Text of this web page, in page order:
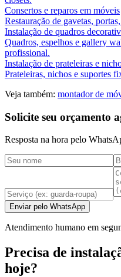
Consertos e reparos em móveis
Restauração de gavetas,
Instalação de quadros
Quadros, espelhos e gallery
profissional.
Instalação de prateleiras e
Prateleiras, nichos e suportes
Veja também: montador de
Solicite seu orçamento
Resposta na hora pelo
Enviar pelo WhatsApp
Atendimento humano em
Precisa de
hoje?